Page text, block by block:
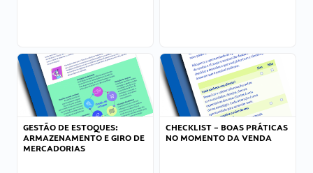
GESTÃO DE ESTOQUES:
ARMAZENAMENTO E GIRO DE
MERCADORIAS
CHECKLIST – BOAS PRÁTICAS
NO MOMENTO DA VENDA